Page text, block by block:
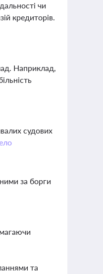
чи
кредиторів.
Наприклад,
судових
за борги
та